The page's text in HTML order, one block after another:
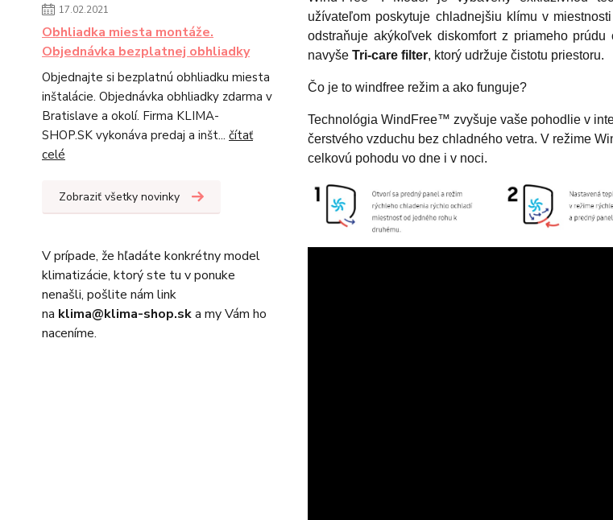
17.02.2021
Obhliadka miesta montáže.
Objednávka bezplatnej obhliadky
Objednajte si bezplatnú obhliadku miesta
inštalácie. Objednávka obhliadky zdarma v
Bratislave a okolí. Firma KLIMA-
SHOP.SK vykonáva predaj a inšt... čítať
celé
Zobraziť všetky novinky
V prípade, že hľadáte konkrétny model
klimatizácie, ktorý ste tu v ponuke
nenašli, pošlite nám link
na klima@klima-shop.ska my Vám ho
naceníme.
užívateľom poskytuje chladnejšiu klímu v
odstraňuje akýkoľvek diskomfort z priameho
navyše Tri-care filter, ktorý udržuje čistotu priestoru.
Čo je to windfree režim a ako funguje?
Technológia WindFree™ zvyšuje vaše pohodlie v
čerstvého vzduchu bez chladného vetra. V režime
celkovú pohodu vo dne i v noci.